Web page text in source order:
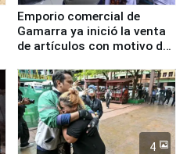
Emporio comercial de
Gamarra ya inició la venta
de artículos con motivo de
4